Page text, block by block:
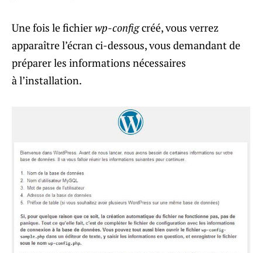
Une fois le fichierwp-configcréé, vous verrez
apparaître l’écran ci-dessous, vous demandant de
préparer les informations nécessaires
à l’installation.